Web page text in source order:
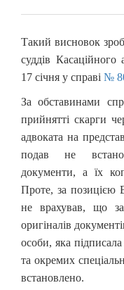
Такий висновок
суддів Касаційного
17 січня у справі №
За обставинами
прийнятті скарги
адвоката на
подав не
документи, а їх
Проте, за позицією
не врахував, що
оригіналів
особи, яка
та окремих
встановлено.